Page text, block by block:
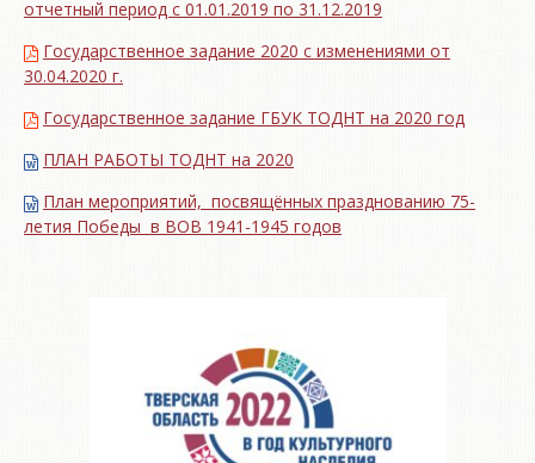
отчетный период с 01.01.2019 по 31.12.2019
Государственное задание 2020 с изменениями от
30.04.2020 г.
Государственное задание ГБУК ТОДНТ на 2020 год
ПЛАН РАБОТЫ ТОДНТ на 2020
План мероприятий, посвящённых празднованию 75-
летия Победы в ВОВ 1941-1945 годов